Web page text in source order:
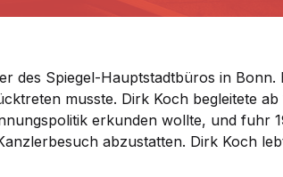
des Spiegel-Hauptstadtbüros in Bonn.
musste. Dirk Koch begleitete
erkunden wollte, und fuhr
abzustatten. Dirk Koch